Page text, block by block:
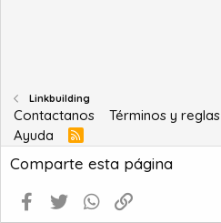
Linkbuilding
Contactanos Términos y reglas
Ayuda
R
S
S
Comparte esta página
Facebook
Twitter WhatsApp